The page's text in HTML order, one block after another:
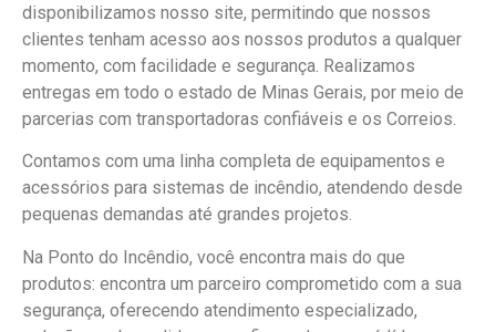
disponibilizamos nosso site, permitindo que nossos
clientes tenham acesso aos nossos produtos a qualquer
momento, com facilidade e segurança. Realizamos
entregas em todo o estado de Minas Gerais, por meio de
parcerias com transportadoras confiáveis e os Correios.
Contamos com uma linha completa de equipamentos e
acessórios para sistemas de incêndio, atendendo desde
pequenas demandas até grandes projetos.
Na Ponto do Incêndio, você encontra mais do que
produtos: encontra um parceiro comprometido com a sua
segurança, oferecendo atendimento especializado,